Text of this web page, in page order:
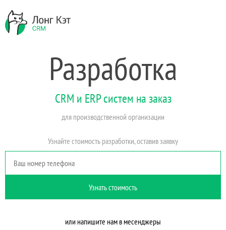
Разработка
СRM и ERP систем на заказ
для производственной организации
Узнайте стоимость разработки, оставив заявку
Узнать стоимость
или напишите нам в месенджеры